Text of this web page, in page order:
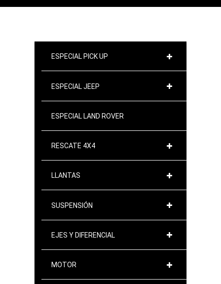
ESPECIAL PICK UP
ESPECIAL JEEP
ESPECIAL LAND ROVER
RESCATE 4X4
LLANTAS
SUSPENSIÓN
EJES Y DIFERENCIAL
MOTOR